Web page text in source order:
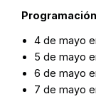
4 de mayo
5 de mayo
6 de mayo
7 de mayo